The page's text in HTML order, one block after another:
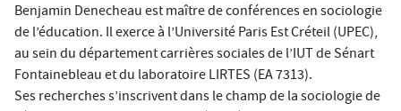
Benjamin Denecheau est maître de conférences en sociologie
de l’éducation. Il exerce à l’Université Paris Est Créteil (UPEC),
au sein du département carrières sociales de l’IUT de Sénart
Fontainebleau et du laboratoire LIRTES (EA 7313).
Ses recherches s’inscrivent dans le champ de la sociologie de